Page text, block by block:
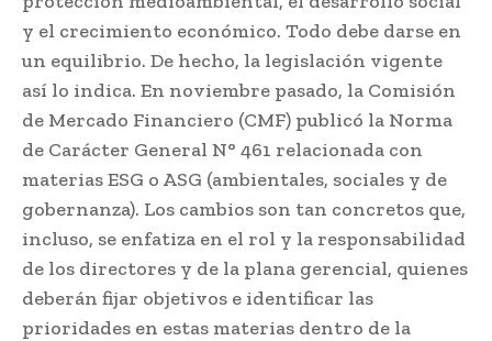
y el crecimiento económico. Todo debe darse en
un equilibrio. De hecho, la legislación vigente
así lo indica. En noviembre pasado, la Comisión
de Mercado Financiero (CMF) publicó la Norma
de Carácter General N° 461 relacionada con
materias ESG o ASG (ambientales, sociales y de
gobernanza). Los cambios son tan concretos que,
incluso, se enfatiza en el rol y la responsabilidad
de los directores y de la plana gerencial, quienes
deberán fijar objetivos e identificar las
prioridades en estas materias dentro de la